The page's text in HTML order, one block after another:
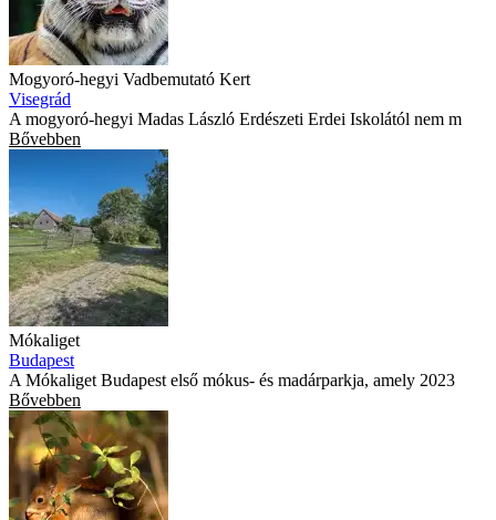
Mogyoró-hegyi Vadbemutató Kert
Visegrád
A mogyoró-hegyi Madas László Erdészeti Erdei Iskolától nem m
Bővebben
Mókaliget
Budapest
A Mókaliget Budapest első mókus- és madárparkja, amely 2023
Bővebben